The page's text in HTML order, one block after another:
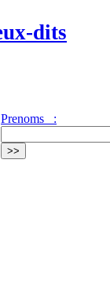
dits
Prenoms :